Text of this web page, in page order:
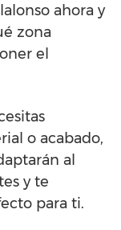
ahora y
zona
el
o acabado,
al
y te
para ti.